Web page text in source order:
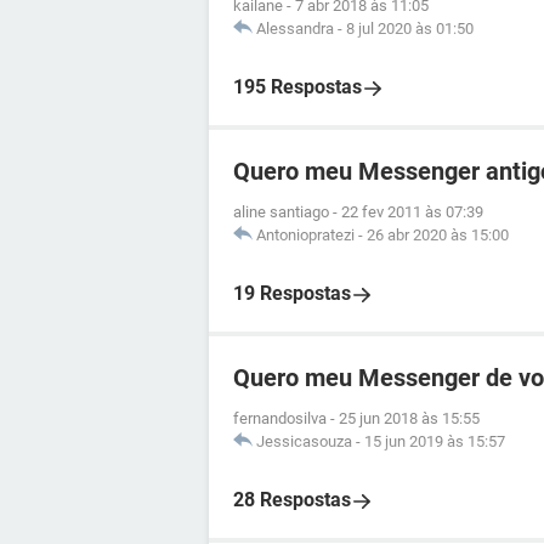
kailane - 7 abr 2018 às 11:05
Alessandra - 8 jul 2020 às 01:50
195 Respostas
Quero meu Messenger
aline santiago - 22 fev 2011 às 07:39
Antoniopratezi - 26 abr 2020 às 15:00
19 Respostas
Quero meu Messenger de
fernandosilva - 25 jun 2018 às 15:55
Jessicasouza - 15 jun 2019 às 15:57
28 Respostas